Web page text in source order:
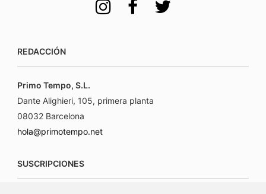
REDACCIÓN
Primo Tempo, S.L.
Dante Alighieri, 105, primera planta
08032 Barcelona
hola@primotempo.net
SUSCRIPCIONES